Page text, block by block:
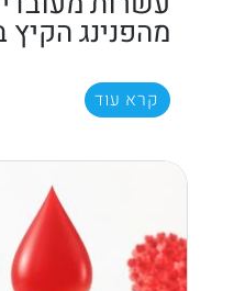
מהפנינג
קרא עוד